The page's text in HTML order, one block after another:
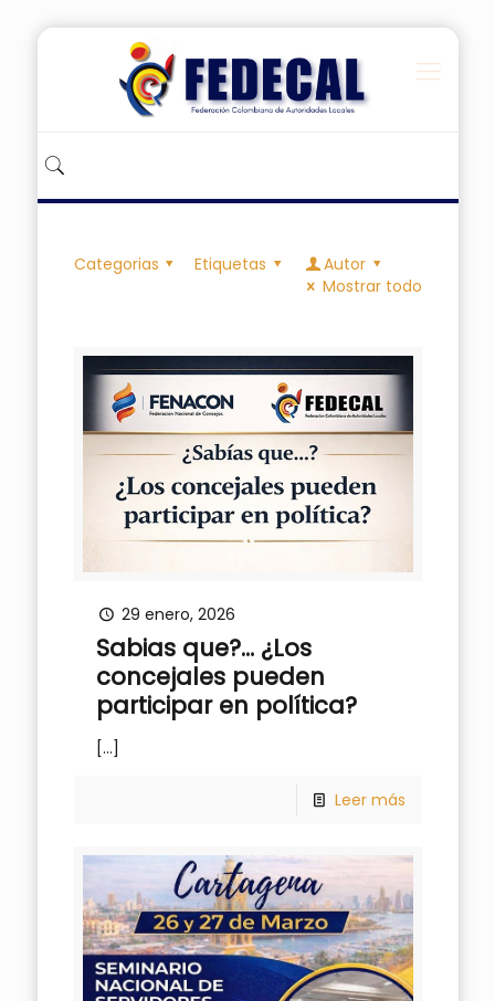
Categorias Etiquetas
Autor
Mostrar todo
29 enero, 2026
Sabias que?… ¿Los
concejales pueden
participar en política?
[…]
Leer más